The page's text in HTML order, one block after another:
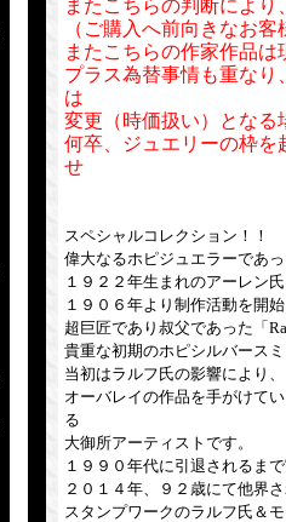
またこちらの判断によ
（ご購入へ前向きなお
またこちらの作家作品
プラス為替事情も重な
は
変更（時価扱い）となる
何卒、ジュエリーの枠を
せ
スペシャルコレクション！！
偉大なるホピジュエラーであ
１９２２年生まれのアーレン
１９０６年より制作活動を開
超巨匠であり叔父であった「
貴重な初期のホピシルバース
当初はラルフ氏の影響により
オーバレイの作品を手がけて
る
大御所アーティストです。
１９９０年代に引退されるま
２０１４年、９２歳にて他界
スタンプワークのラルフ氏＆